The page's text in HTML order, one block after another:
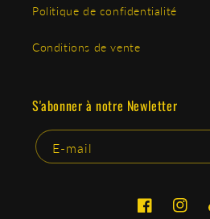
Politique de confidentialité
Conditions de vente
S'abonner à notre Newletter
E-mail
Facebook